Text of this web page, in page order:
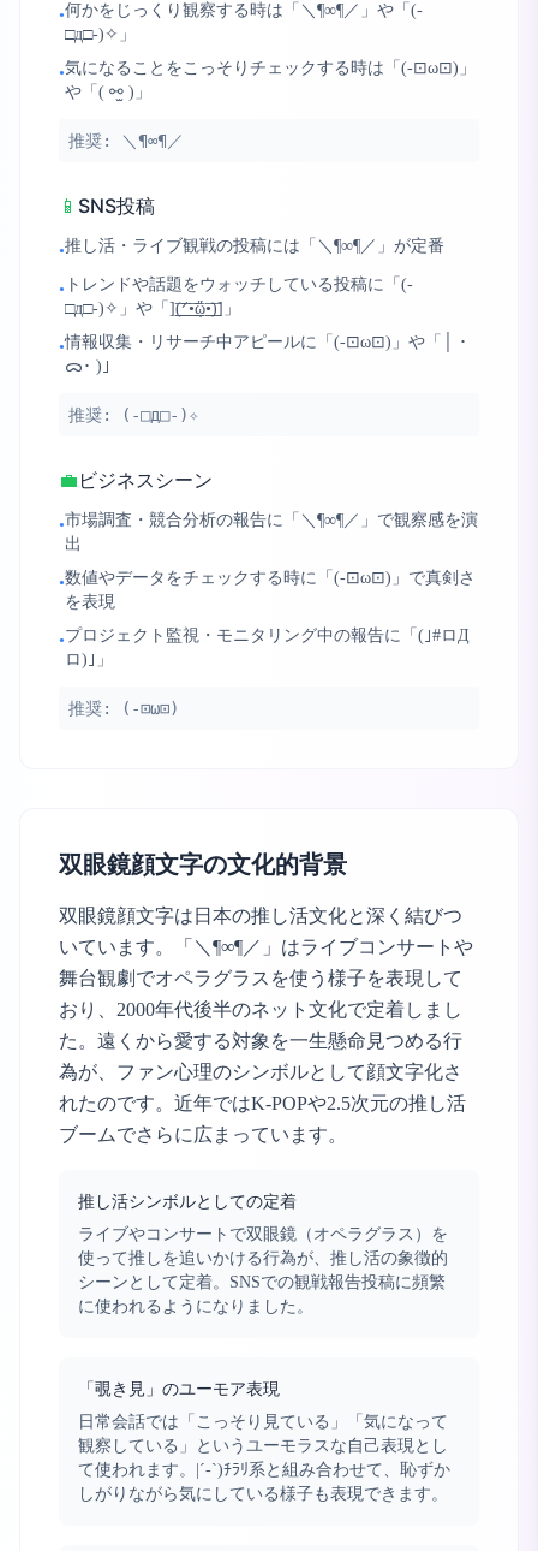
•何かをじっくり観察する時は「＼¶∞¶／」や「(-
□д□-)✧」
•気になることをこっそりチェックする時は「(-⊡ω⊡)」
や「( ⚯̫ )」
推奨: ＼¶∞¶／
📱 SNS投稿
•推し活・ライブ観戦の投稿には「＼¶∞¶／」が定番
• トレンドや話題をウォッチしている投稿に「(-
□д□-)✧」や「]͟͟͞(͟͟͞ᐟ‪͟͟͞•͟͟͞ᾥ͟͟͞•͟͟͞)]」
•情報収集・リサーチ中アピールに「(-⊡ω⊡)」や「│ ･
ᯅ･ )」
推奨: (-□д□-)✧
💼 ビジネスシーン
•市場調査・競合分析の報告に「＼¶∞¶／」で観察感を演
出
•数値やデータをチェックする時に「(-⊡ω⊡)」で真剣さ
を表現
•プロジェクト監視・モニタリング中の報告に「(｣#ロД
ロ)｣」
推奨: (-⊡ω⊡)
双眼鏡顔文字の文化的背景
双眼鏡顔文字は日本の推し活文化と深く結びつ
いています。「＼¶∞¶／」はライブコンサートや
舞台観劇でオペラグラスを使う様子を表現して
おり、2000年代後半のネット文化で定着しまし
た。遠くから愛する対象を一生懸命見つめる行
為が、ファン心理のシンボルとして顔文字化さ
れたのです。近年ではK-POPや2.5次元の推し活
ブームでさらに広まっています。
推し活シンボルとしての定着
ライブやコンサートで双眼鏡（オペラグラス）を
使って推しを追いかける行為が、推し活の象徴的
シーンとして定着。SNSでの観戦報告投稿に頻繁
に使われるようになりました。
「覗き見」のユーモア表現
日常会話では「こっそり見ている」「気になって
観察している」というユーモラスな自己表現とし
て使われます。|´-`)ﾁﾗﾘ系と組み合わせて、恥ずか
しがりながら気にしている様子も表現できます。